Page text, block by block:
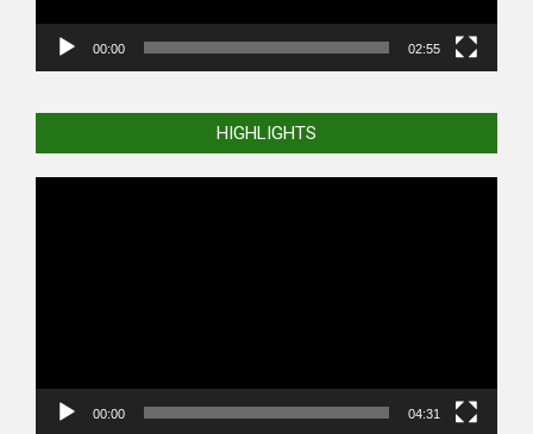
00:00 02:55
HIGHLIGHTS
00:00 04:31